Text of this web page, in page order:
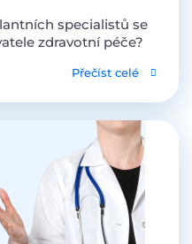
specialistů se
zdravotní péče?
Přečíst celé